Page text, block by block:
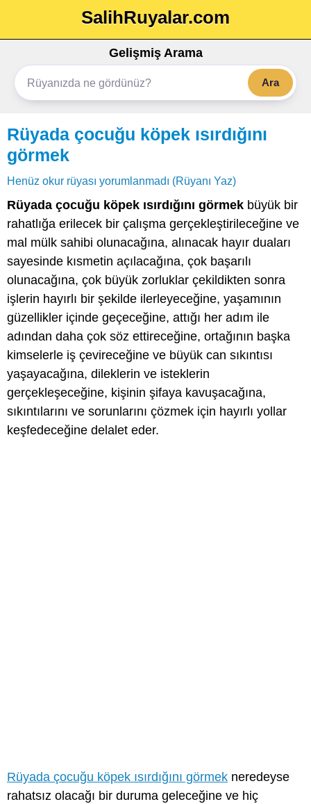
SalihRuyalar.com
Gelişmiş Arama
Ara
Rüyada çocuğu köpek ısırdığını
görmek
Henüz okur rüyası yorumlanmadı (Rüyanı Yaz)
Rüyada çocuğu köpek ısırdığını görmek büyük bir
rahatlığa erilecek bir çalışma gerçekleştirileceğine ve
mal mülk sahibi olunacağına, alınacak hayır duaları
sayesinde kısmetin açılacağına, çok başarılı
olunacağına, çok büyük zorluklar çekildikten sonra
işlerin hayırlı bir şekilde ilerleyeceğine, yaşamının
güzellikler içinde geçeceğine, attığı her adım ile
adından daha çok söz ettireceğine, ortağının başka
kimselerle iş çevireceğine ve büyük can sıkıntısı
yaşayacağına, dileklerin ve isteklerin
gerçekleşeceğine, kişinin şifaya kavuşacağına,
sıkıntılarını ve sorunlarını çözmek için hayırlı yollar
keşfedeceğine delalet eder.
Rüyada çocuğu köpek ısırdığını görmek neredeyse
rahatsız olacağı bir duruma geleceğine ve hiç